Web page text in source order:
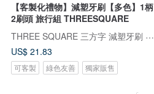
【客製化禮物】減塑牙刷【多色】1柄
2刷頭 旅行組 THREESQUARE
THREE SQUARE 三方字 減塑牙刷 氣墊拖鞋
US$ 21.83
可客製 綠色友善 獨家販售